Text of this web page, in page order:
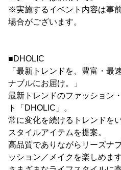
※実施するイベント内容は事
場合がございます。
■DHOLIC
「最新トレンドを、豊富・最
ナブルにお届け。」
最新トレンドのファッション
ト「DHOLIC」。
常に変化を続けるトレンドを
スタイルアイテムを提案。
高品質でありながらリーズナ
ッション／メイクを楽しめます